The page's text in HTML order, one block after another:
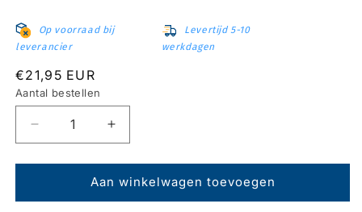
Op voorraad bij
leverancier
Levertijd 5-10
werkdagen
Normale
prijs
€21,95 EUR
Aantal bestellen
Aantal
verlagen
voor
Kunstdruk
-
Aantal
verhogen
voor
Kunstdruk
-
Aan winkelwagen toevoegen